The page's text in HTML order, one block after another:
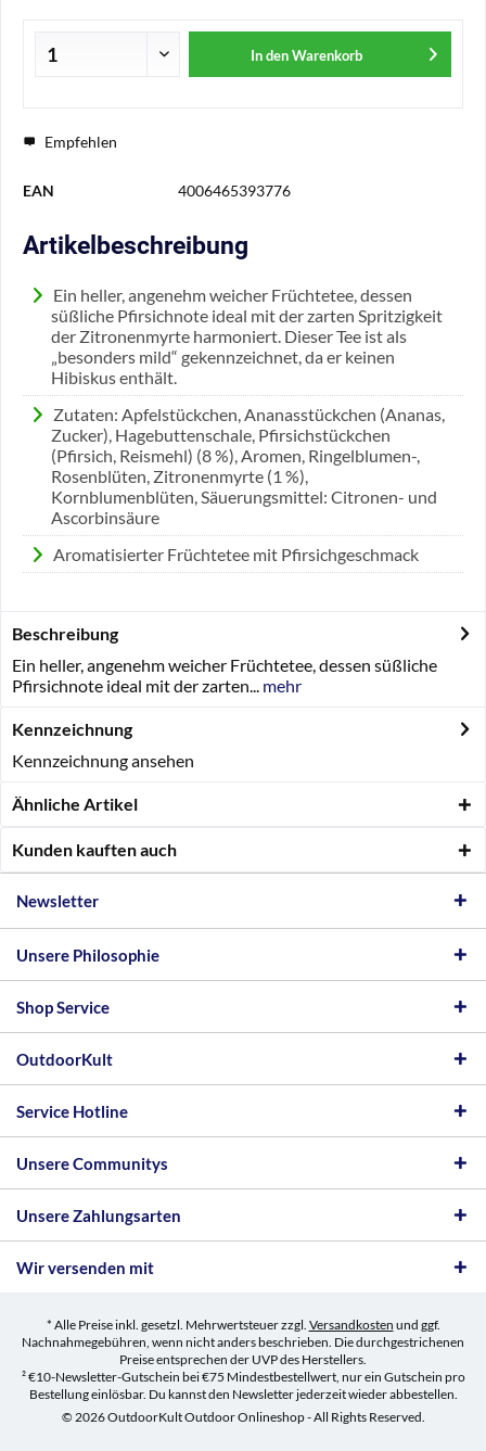
In den Warenkorb
Empfehlen
EAN 4006465393776
Artikelbeschreibung
Ein heller, angenehm weicher Früchtetee, dessen
süßliche Pfirsichnote ideal mit der zarten Spritzigkeit
der Zitronenmyrte harmoniert. Dieser Tee ist als
„besonders mild“ gekennzeichnet, da er keinen
Hibiskus enthält.
Zutaten: Apfelstückchen, Ananasstückchen (Ananas,
Zucker), Hagebuttenschale, Pfirsichstückchen
(Pfirsich, Reismehl) (8 %), Aromen, Ringelblumen-,
Rosenblüten, Zitronenmyrte (1 %),
Kornblumenblüten, Säuerungsmittel: Citronen- und
Ascorbinsäure
Aromatisierter Früchtetee mit Pfirsichgeschmack
Beschreibung
Ein heller, angenehm weicher Früchtetee, dessen süßliche
Pfirsichnote ideal mit der zarten... mehr
Kennzeichnung
Kennzeichnung ansehen
Ähnliche Artikel
Kunden kauften auch
Newsletter
Unsere Philosophie
Shop Service
OutdoorKult
Service Hotline
Unsere Communitys
Unsere Zahlungsarten
Wir versenden mit
* Alle Preise inkl. gesetzl. Mehrwertsteuer zzgl. Versandkosten und ggf.
Nachnahmegebühren, wenn nicht anders beschrieben. Die durchgestrichenen
Preise entsprechen der UVP des Herstellers.
² €10-Newsletter-Gutschein bei €75 Mindestbestellwert, nur ein Gutschein pro
Bestellung einlösbar. Du kannst den Newsletter jederzeit wieder abbestellen.
© 2026 OutdoorKult Outdoor Onlineshop - All Rights Reserved.